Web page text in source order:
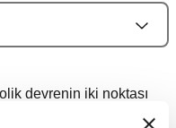
devrenin iki noktası
değerde sabit tutar.